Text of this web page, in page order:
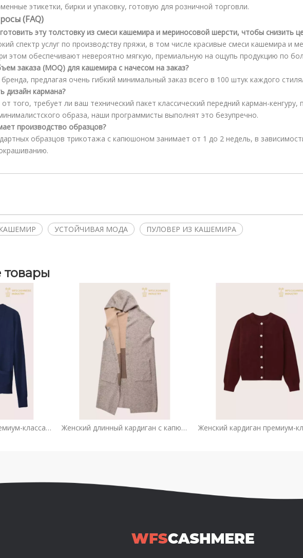
этикетки, бирки и упаковку, готовую для розничной торговли.
(FAQ)
эту толстовку из смеси кашемира и мериносовой шерсти, чтобы снизить
спектр услуг по производству пряжи, в том числе красивые смеси кашемира и
этом обеспечивают невероятно мягкую, премиальную на ощупь продукцию по
заказа (MOQ) для кашемира с начесом на заказ?
предлагая очень гибкий минимальный заказ всего в 100 штук каждого
дизайн кармана?
того, требует ли ваш технический пакет классический передний карман-
образа, наши программисты выполнят это безупречно.
производство образцов?
образцов трикотажа с капюшоном занимает от 1 до 2 недель, в
УСТОЙЧИВАЯ МОДА ПУЛОВЕР ИЗ КАШЕМИРА
товары
Женский кардиган премиум-класса из чистого кашемира 12GG (классический темно-синий) | Пользовательский OEM Женский длинный кардиган с капюшоном без рукавов из двустороннего шерстяного кашемира | Пользовательский OEM